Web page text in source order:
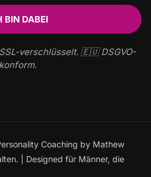
SSL-verschlüsselt. 🇪🇺 DSGVO-
konform.
Coaching by Mathew
| Designed für Männer, die